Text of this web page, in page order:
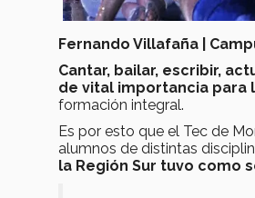
Fernando Villafaña |
Cantar, bailar, escribir,
de vital importancia para
formación integral.
Es por esto que el Tec de
alumnos de distintas
la Región Sur tuvo como